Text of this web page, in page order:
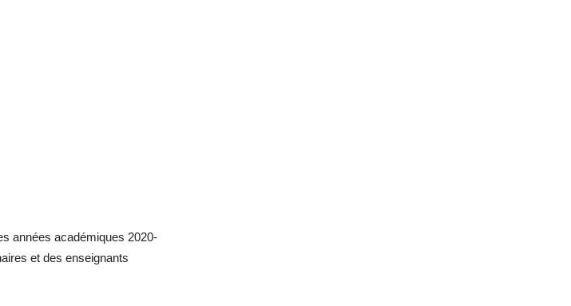
années académiques 2020-
et des enseignants